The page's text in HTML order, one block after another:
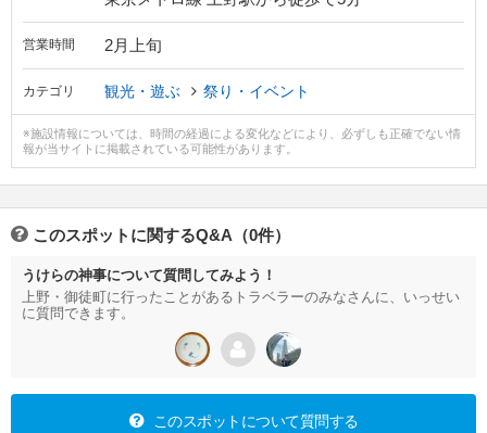
営業時間 2月上旬
カテゴリ 観光・遊ぶ 祭り・イベント
※施設情報については、時間の経過による変化などにより、必ずしも正確でない情
報が当サイトに掲載されている可能性があります。
このスポットに関するQ&A（0件）
うけらの神事について質問してみよう！
上野・御徒町に行ったことがあるトラベラーのみなさんに、いっせい
に質問できます。
このスポットについて質問する